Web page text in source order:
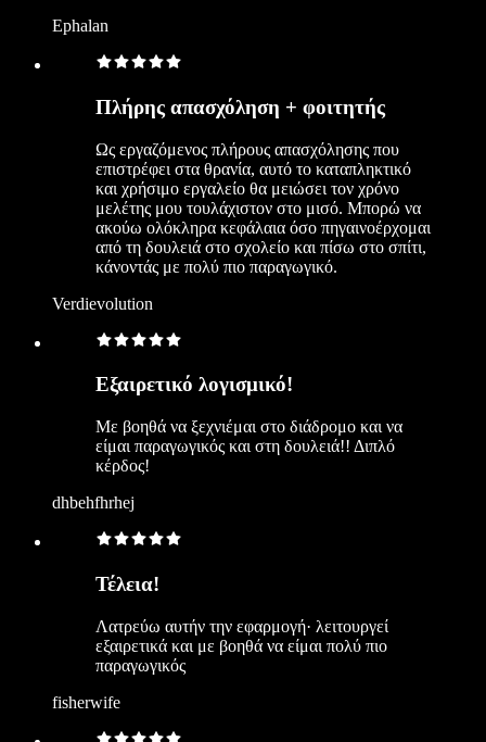
Ephalan
Πλήρης απασχόληση + φοιτητής
Ως εργαζόμενος πλήρους απασχόλησης που
επιστρέφει στα θρανία, αυτό το καταπληκτικό
και χρήσιμο εργαλείο θα μειώσει τον χρόνο
μελέτης μου τουλάχιστον στο μισό. Μπορώ να
ακούω ολόκληρα κεφάλαια όσο πηγαινοέρχομαι
από τη δουλειά στο σχολείο και πίσω στο σπίτι,
κάνοντάς με πολύ πιο παραγωγικό.
Verdievolution
Εξαιρετικό λογισμικό!
Με βοηθά να ξεχνιέμαι στο διάδρομο και να
είμαι παραγωγικός και στη δουλειά!! Διπλό
κέρδος!
dhbehfhrhej
Τέλεια!
Λατρεύω αυτήν την εφαρμογή· λειτουργεί
εξαιρετικά και με βοηθά να είμαι πολύ πιο
παραγωγικός
fisherwife